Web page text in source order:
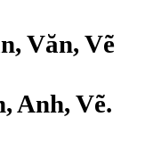
Văn, Vẽ
Anh, Vẽ.